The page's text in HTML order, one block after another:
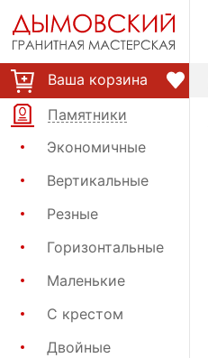
Ваша корзина
Памятники
Экономичные
Вертикальные
Резные
Горизонтальные
Маленькие
С крестом
Двойные